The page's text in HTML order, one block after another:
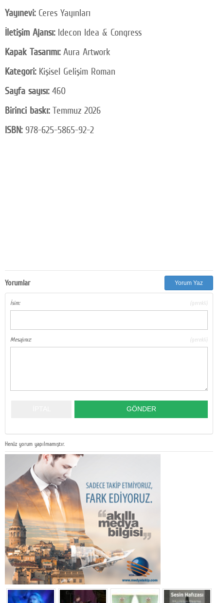
Yayınevi:Ceres Yayınları
İletişim Ajansı:Idecon Idea & Congress
Kapak Tasarımı:Aura Artwork
Kategori:Kişisel Gelişim Roman
Sayfa sayısı:460
Birinci baskı:Temmuz 2026
ISBN:978-625-5865-92-2
Yorumlar Yorum Yaz
İsim: (gerekli)
Mesajınız: (gerekli)
Henüz yorum yapılmamıştır.